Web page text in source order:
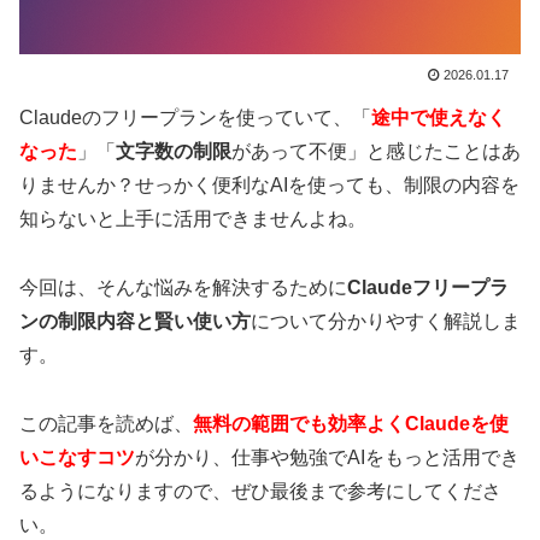
2026.01.17
Claudeのフリープランを使っていて、「 途中で使えなく
なった 」「 文字数の制限があって不便」と感じたことはあ
りませんか？せっかく便利なAIを使っても、制限の内容を
知らないと上手に活用できませんよね。
今回は、そんな悩みを解決するためにClaudeフリープラ
ンの制限内容と賢い使い方について分かりやすく解説しま
す。
この記事を読めば、 無料の範囲でも効率よくClaudeを使
いこなすコツが分かり、仕事や勉強でAIをもっと活用でき
るようになりますので、ぜひ最後まで参考にしてくださ
い。